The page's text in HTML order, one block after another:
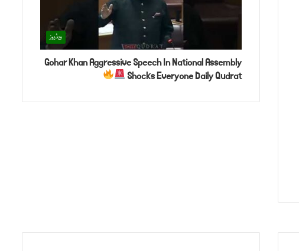
ویڈیوز
Gohar Khan Aggressive Speech In National Assembly
Shocks Everyone Daily Qudrat